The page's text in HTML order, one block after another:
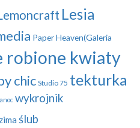
Lesia
Paper Heaven(Galeria
robione kwiaty
chic Studio 75 tekturka
wykrojnik
zima ślub